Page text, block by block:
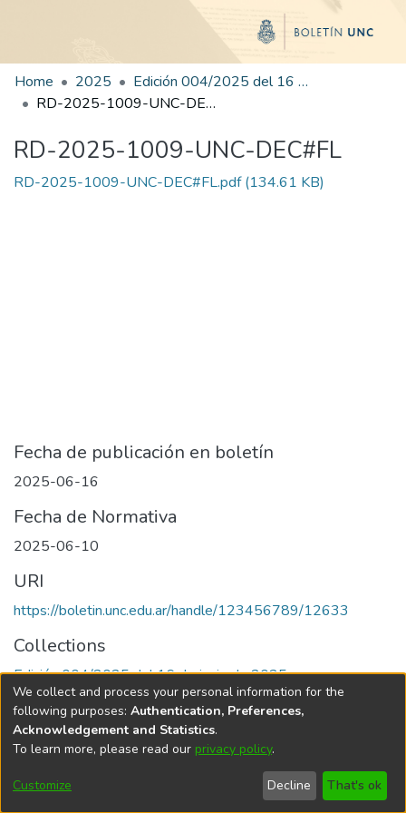
Home 2025
Edición 004/2025 del 16 de junio de 2025
RD-2025-1009-UNC-DEC#FL
RD-2025-1009-UNC-DEC#FL
RD-2025-1009-UNC-DEC#FL.pdf(134.61 KB)
Fecha de publicación en boletín
2025-06-16
Fecha de Normativa
2025-06-10
URI
https://boletin.unc.edu.ar/handle/123456789/12633
Collections
Edición 004/2025 del 16 de junio de 2025
Universidad Nacional de Córdoba
We collect and process your personal information for the
following purposes: Authentication, Preferences,
Acknowledgement and Statistics.
To learn more, please read our privacy policy.
Customize Decline That's ok